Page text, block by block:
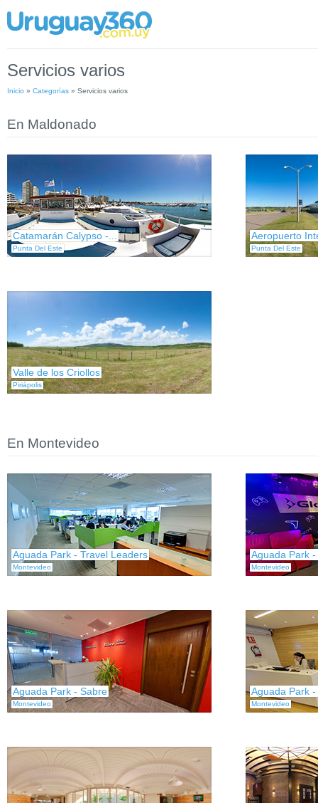
Servicios varios
Inicio » Categorías » Servicios varios
En Maldonado
Catamarán Calypso -...
Punta Del Este
Aeropuerto
Punta Del Este
Valle de los Criollos
Piriápolis
En Montevideo
Aguada Park - Travel Leaders
Montevideo
Aguada Park
Montevideo
Aguada Park - Sabre
Montevideo
Aguada Park
Montevideo